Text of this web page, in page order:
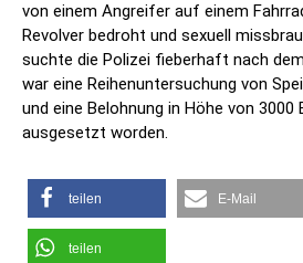
von einem Angreifer auf einem
Revolver bedroht und sexuell
suchte die Polizei fieberhaft nach
war eine Reihenuntersuchung von
und eine Belohnung in Höhe von 3000
ausgesetzt worden.
teilen E-Mail
teilen